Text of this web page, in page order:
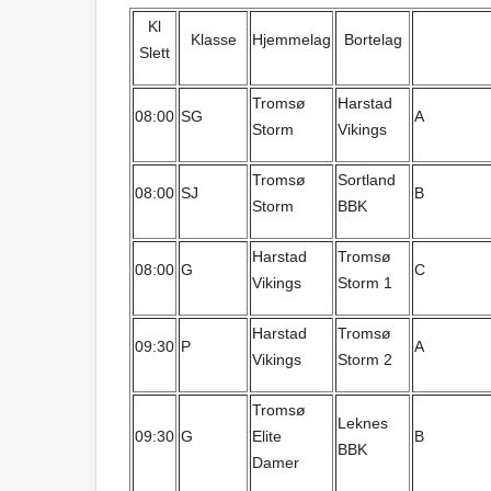
Kl
Slett
Klasse Hjemmelag Bortelag
08:00 SG
Tromsø
Storm
Harstad
Vikings
A
08:00 SJ
Tromsø
Storm
Sortland
BBK
B
08:00 G
Harstad
Vikings
Tromsø
Storm 1
C
09:30 P
Harstad
Vikings
Tromsø
Storm 2
A
09:30 G
Tromsø
Elite
Damer
Leknes
BBK
B